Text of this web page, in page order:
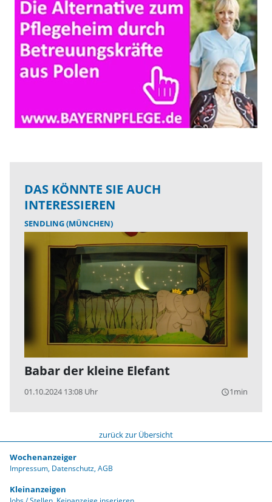
DAS KÖNNTE SIE AUCH
INTERESSIEREN
SENDLING (MÜNCHEN)
Babar der kleine Elefant
01.10.2024 13:08 Uhr query_builder1min
zurück zur Übersicht
Wochenanzeiger
Impressum Datenschutz AGB
Kleinanzeigen